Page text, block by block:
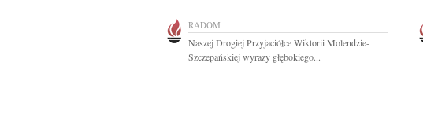
RADOM
Naszej Drogiej Przyjaciółce Wiktorii Molendzie-
Szczepańskiej wyrazy głębokiego...